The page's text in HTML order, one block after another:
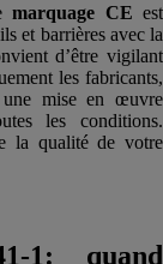
marquage CE est
et barrières avec la
d’être vigilant
les fabricants,
une mise en œuvre
les conditions.
la qualité de votre
1: quand